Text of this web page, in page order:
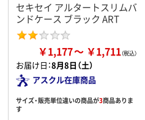
セキセイ アルタートスリムバ
ンドケース ブラック ART
￥1,177 ￥1,711
お届け日：8月8日（土）
アスクル在庫商品
サイズ・販売単位違いの商品が3商品ありま
す